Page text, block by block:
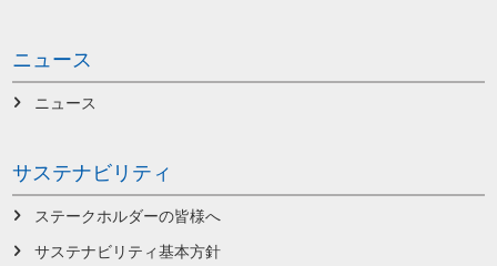
ニュース
ニュース
サステナビリティ
ステークホルダーの皆様へ
サステナビリティ基本方針